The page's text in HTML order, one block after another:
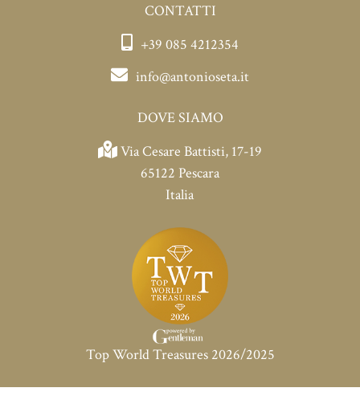
CONTATTI
+39 085 4212354
info@antonioseta.it
DOVE SIAMO
Via Cesare Battisti, 17-19
65122 Pescara
Italia
Top World Treasures 2026/2025